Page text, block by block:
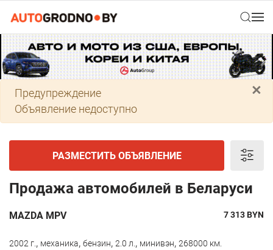
×
Предупреждение
Объявление недоступно
РАЗМЕСТИТЬ ОБЪЯВЛЕНИЕ
Продажа автомобилей в Беларуси
MAZDA MPV 7 313BYN
2002 г., механика, бензин, 2.0 л., минивэн, 268000 км.